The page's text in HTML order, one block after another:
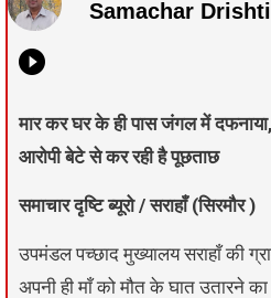
Samachar
मार कर घर के ही पास जंगल में
आरोपी बेटे से कर रही है पूछताछ
समाचार दृष्टि ब्यूरो / सराहाँ (सिरमौर )
उपमंडल पच्छाद मुख्यालय सराहाँ की
अपनी ही माँ को मौत के घात उतारने